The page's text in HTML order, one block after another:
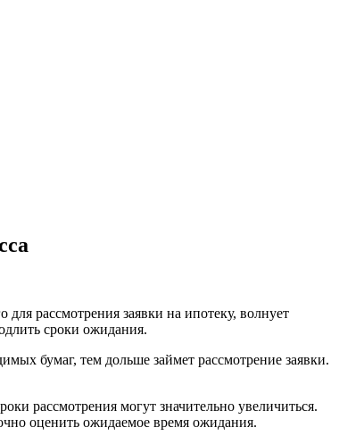
рассмотрения заявки на ипотеку, волнует
сроки ожидания.
бумаг, тем дольше займет рассмотрение заявки.
рассмотрения могут значительно увеличиться.
оценить ожидаемое время ожидания.